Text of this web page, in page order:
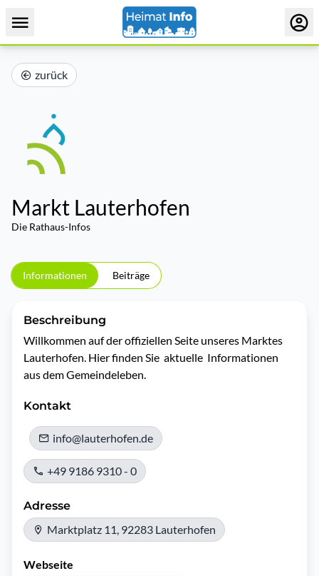
zurück
Markt Lauterhofen
Die Rathaus-Infos
Informationen Beiträge
Beschreibung
Willkommen auf der offiziellen Seite unseres Marktes
Lauterhofen. Hier finden Sie  aktuelle  Informationen
aus dem Gemeindeleben.
Kontakt
info@lauterhofen.de
+49 9186 9310 - 0
Adresse
Marktplatz 11, 92283 Lauterhofen
Webseite